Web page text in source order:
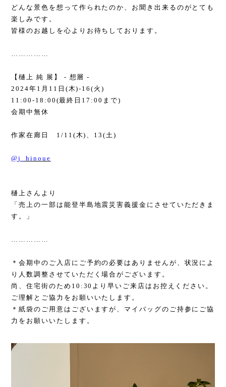
どんな景色を想って作られたのか、お聞き出来るのがとても
楽しみです。
皆様のお越しを心よりお待ちしております。
……………
【樋上 純 展】 - 想層 -
2024年 1 月 11 日 (木)-16( 火 )
11:00-18:00(最終日 17:00 まで)
会期中無休
作家在廊日 1/11(木) 、 13(土)
@j_hinoue
樋上さんより
「売上の一部は能登半島地震災害義援金にさせていただきま
す。」
……………
＊会期中のご入店にご予約の必要はありませんが、状況によ
り人数調整させていただく場合がございます。
尚、住宅街のため 10:30 より早いご来店はお控えください。
ご理解とご協力をお願いいたします。
＊紙袋のご用意はございますが、マイバッグのご持参にご協
力をお願いいたします。